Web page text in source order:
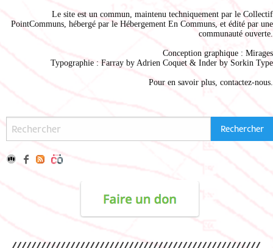
Le site est un commun, maintenu techniquement par le Collectif
PointCommuns , hébergé par le Hébergement En Communs , et édité par une
communauté ouverte.
Conception graphique : Mirages
Typographie : Farray by Adrien Coquet & Inder by Sorkin Type
Pour en savoir plus, contactez-nous